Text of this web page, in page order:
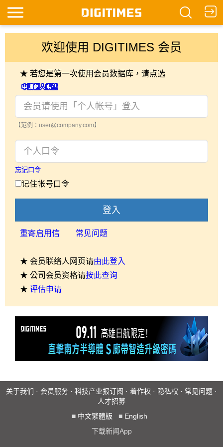
欢迎使用 DIGITIMES 会员
★ 若您是第一次使用会员数据库，请点选
【范例：user@company.com】
忘记口令
记住帐号口令
登入
重寄启用信 常见问题
★ 会员联络人网页请由此登入
★ 公司会员资格请按此查询
★ 评估申请
关于我们 · 会员服务 · 科技产业报订阅 · 着作权 · 隐私权 · 常见问题 ·
人才招募
■ 中文繁體版 ■ English
下载新闻App